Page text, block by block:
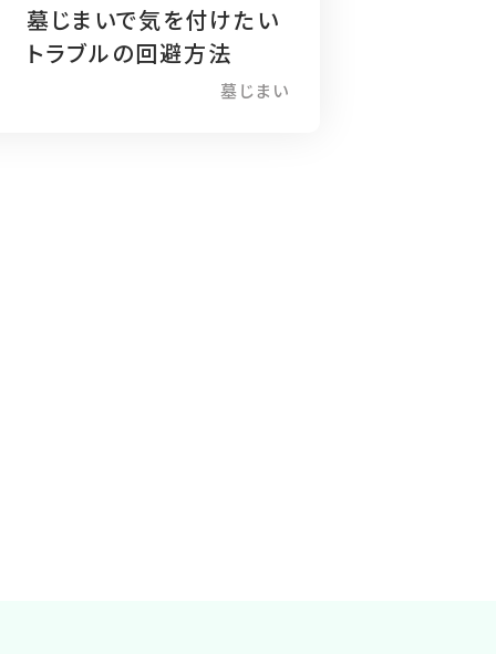
墓じまいで気を付けたい
トラブルの回避方法
墓じまい